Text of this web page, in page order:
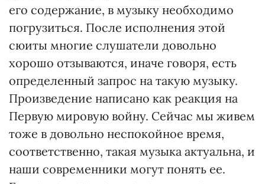
его содержание, в музыку необходимо
погрузиться. После исполнения этой
сюиты многие слушатели довольно
хорошо отзываются, иначе говоря, есть
определенный запрос на такую музыку.
Произведение написано как реакция на
Первую мировую войну. Сейчас мы живем
тоже в довольно неспокойное время,
соответственно, такая музыка актуальна, и
наши современники могут понять ее.